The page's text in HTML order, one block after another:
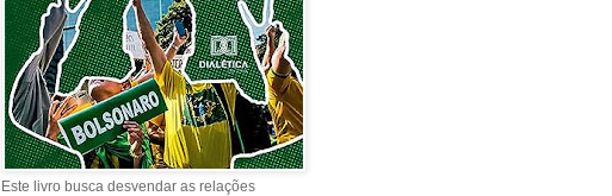
Este livro busca desvendar as relações